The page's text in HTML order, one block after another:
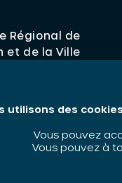
Régional de
et de la Ville
utilisons des
Vous pouvez
Vous pouvez à